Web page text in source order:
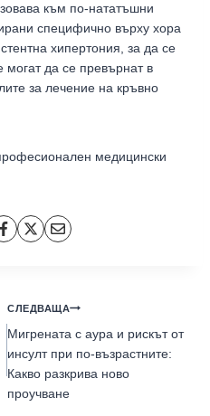
към по-нататъшни
специфично върху хора
хипертония, за да се
могат да се превърнат в
за лечение на кръвно
медицински
СЛЕДВАЩА
Мигрената с аура и рискът от
инсулт при по-възрастните:
Какво разкрива ново
проучване